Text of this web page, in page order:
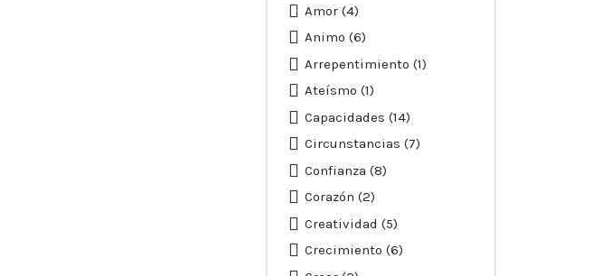
Amor(4)
Animo (6)
Arrepentimiento (1)
Ateísmo (1)
Capacidades (14)
Circunstancias (7)
Confianza (8)
Corazón (2)
Creatividad (5)
Crecimiento (6)